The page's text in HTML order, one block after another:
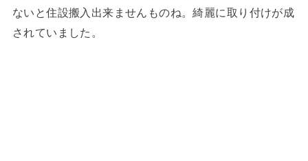
ないと住設搬入出来ませんものね。綺麗に取り付けが成
されていました。